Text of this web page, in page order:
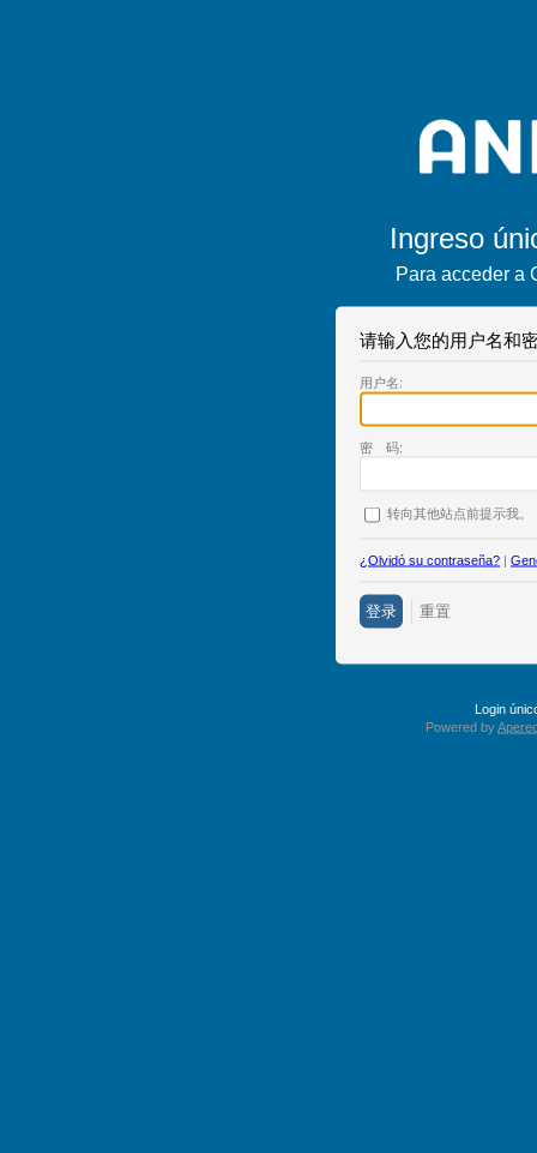
Ingreso
Para acceder a
请输入您的用户名和
用户名:
密 码:
转向其他站点前提示我。
¿Olvidó su contraseña? |
Login
Powered by